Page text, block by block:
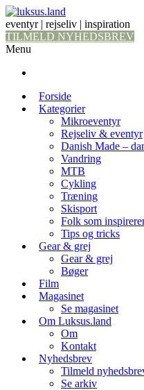
eventyr | rejseliv | inspiration
TILMELD NYHEDSBREV
Menu
Forside
Kategorier
Mikroeventyr
Rejseliv & eventyr
Danish Made –
Vandring
MTB
Cykling
Træning
Skisport
Folk som
Tips og tricks
Gear & grej
Gear & grej
Bøger
Film
Magasinet
Se magasinet
Om Luksus.land
Om
Kontakt
Nyhedsbrev
Tilmeld
Se arkiv